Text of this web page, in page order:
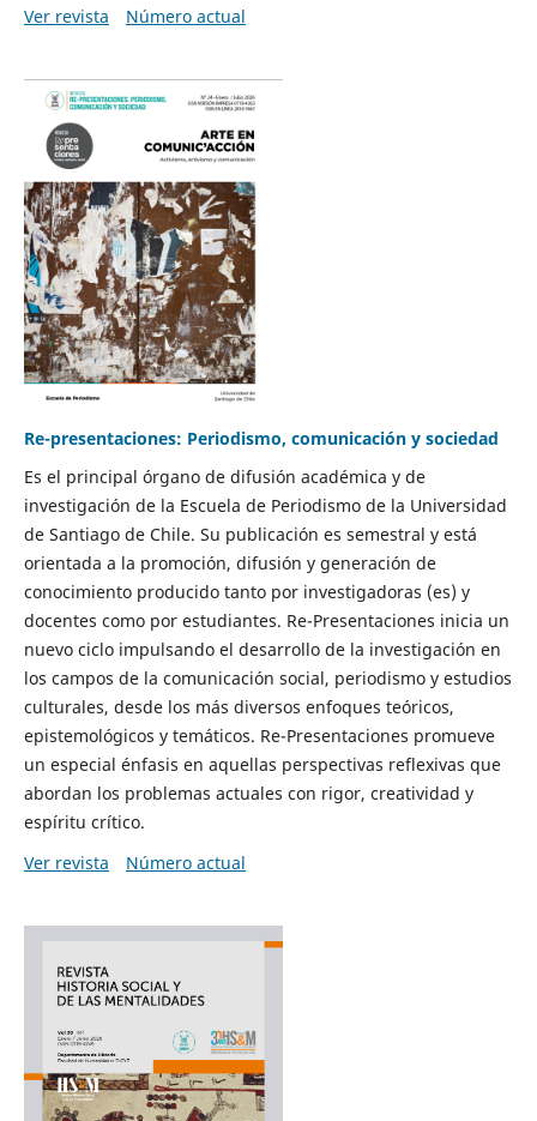
Ver revista
Número actual
Re-presentaciones: Periodismo, comunicación y sociedad
Es el principal órgano de difusión académica y de
investigación de la Escuela de Periodismo de la Universidad
de Santiago de Chile. Su publicación es semestral y está
orientada a la promoción, difusión y generación de
conocimiento producido tanto por investigadoras (es) y
docentes como por estudiantes. Re-Presentaciones inicia un
nuevo ciclo impulsando el desarrollo de la investigación en
los campos de la comunicación social, periodismo y estudios
culturales, desde los más diversos enfoques teóricos,
epistemológicos y temáticos. Re-Presentaciones promueve
un especial énfasis en aquellas perspectivas reflexivas que
abordan los problemas actuales con rigor, creatividad y
espíritu crítico.
Ver revista
Número actual